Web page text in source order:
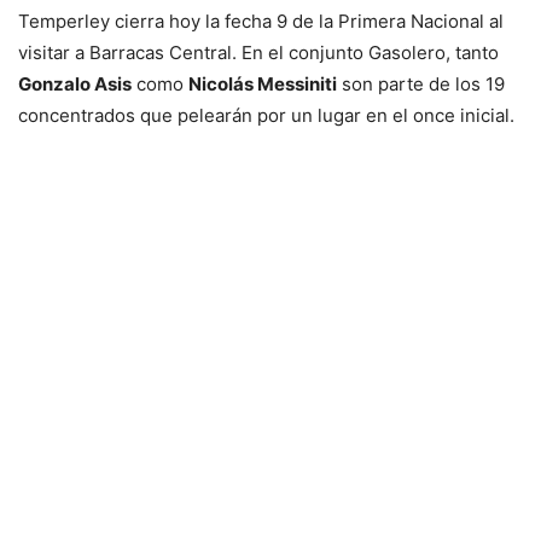
Temperley cierra hoy la fecha 9 de la Primera Nacional al
visitar a Barracas Central. En el conjunto Gasolero, tanto
Gonzalo Asis como Nicolás Messiniti son parte de los 19
concentrados que pelearán por un lugar en el once inicial.